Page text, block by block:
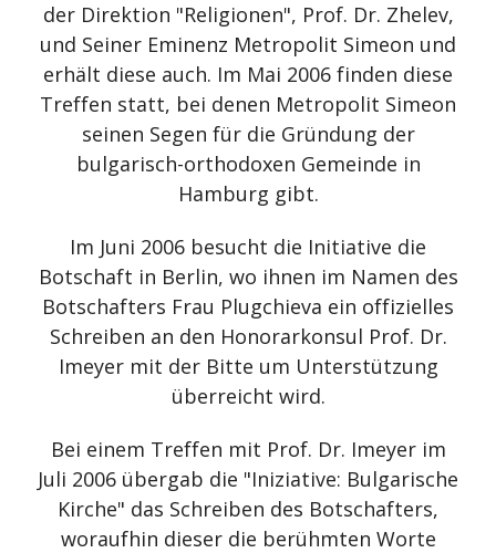
der Direktion "Religionen", Prof. Dr. Zhelev,
und Seiner Eminenz Metropolit Simeon und
erhält diese auch. Im Mai 2006 finden diese
Treffen statt, bei denen Metropolit Simeon
seinen Segen für die Gründung der
bulgarisch-orthodoxen Gemeinde in
Hamburg gibt.
Im Juni 2006 besucht die Initiative die
Botschaft in Berlin, wo ihnen im Namen des
Botschafters Frau Plugchieva ein offizielles
Schreiben an den Honorarkonsul Prof. Dr.
Imeyer mit der Bitte um Unterstützung
überreicht wird.
Bei einem Treffen mit Prof. Dr. Imeyer im
Juli 2006 übergab die "Iniziative: Bulgarische
Kirche" das Schreiben des Botschafters,
woraufhin dieser die berühmten Worte